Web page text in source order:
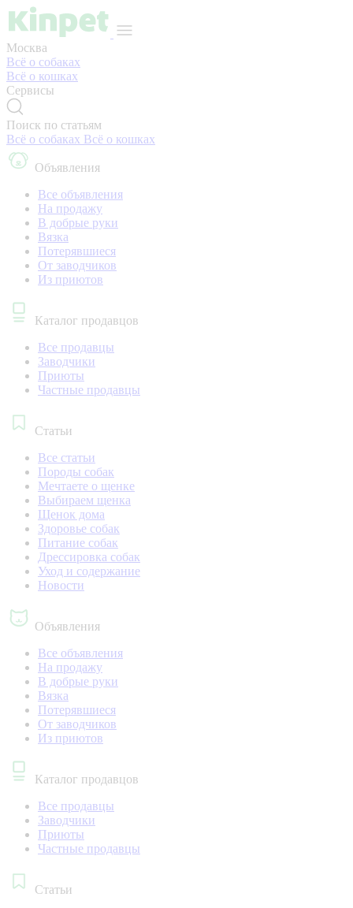
Москва
Всё о собаках
Всё о кошках
Сервисы
Поиск по статьям
Всё о собаках Всё о кошках
Объявления
Все объявления
На продажу
В добрые руки
Вязка
Потерявшиеся
От заводчиков
Из приютов
Каталог продавцов
Все продавцы
Заводчики
Приюты
Частные продавцы
Статьи
Все статьи
Породы собак
Мечтаете о щенке
Выбираем щенка
Щенок дома
Здоровье собак
Питание собак
Дрессировка собак
Уход и содержание
Новости
Объявления
Все объявления
На продажу
В добрые руки
Вязка
Потерявшиеся
От заводчиков
Из приютов
Каталог продавцов
Все продавцы
Заводчики
Приюты
Частные продавцы
Статьи